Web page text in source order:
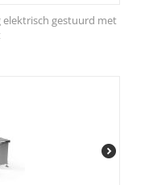
elektrisch gestuurd met